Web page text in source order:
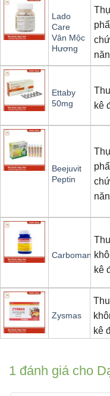
Lado
Care
Vân Mộc
Hương
Ettaby
50mg
kê
Beejuvit
Peptin
Carbomango
kê
Zysmas
kê
1 đánh giá cho